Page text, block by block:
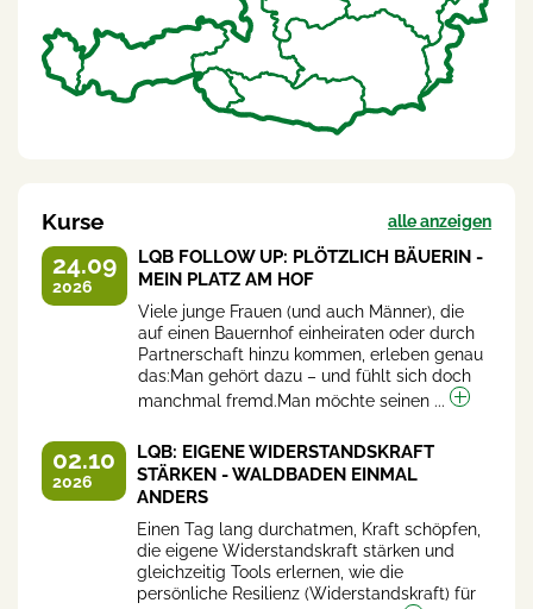
Kurse alle anzeigen
24.09
2026
LQB FOLLOW UP: PLÖTZLICH BÄUERIN -
MEIN PLATZ AM HOF
Viele junge Frauen (und auch Männer), die
auf einen Bauernhof einheiraten oder durch
Partnerschaft hinzu kommen, erleben genau
das:Man gehört dazu – und fühlt sich doch
manchmal fremd.Man möchte seinen ...
02.10
2026
LQB: EIGENE WIDERSTANDSKRAFT
STÄRKEN - WALDBADEN EINMAL
ANDERS
Einen Tag lang durchatmen, Kraft schöpfen,
die eigene Widerstandskraft stärken und
gleichzeitig Tools erlernen, wie die
persönliche Resilienz (Widerstandskraft) für